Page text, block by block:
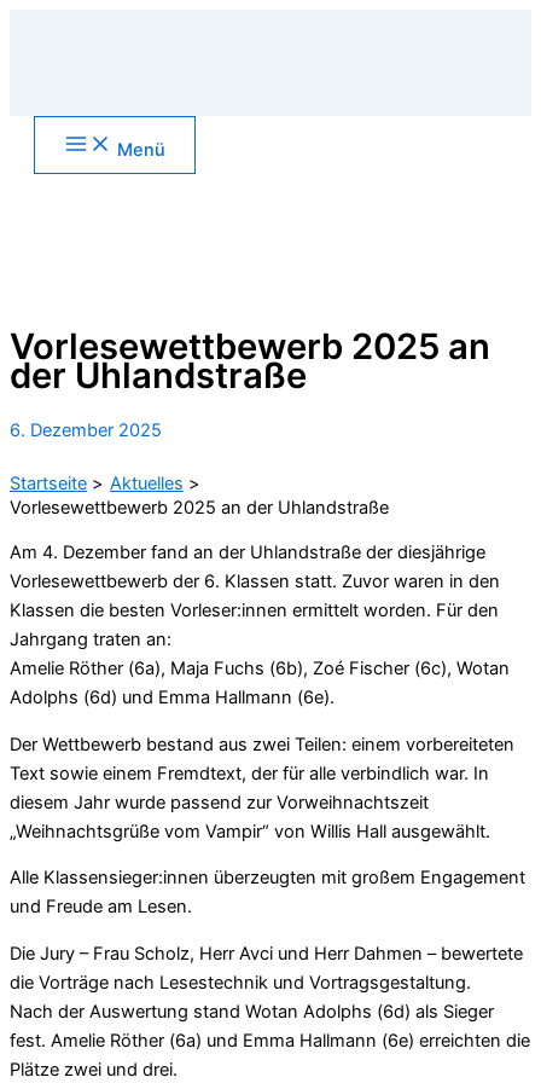
Main
Menu Menü
Vorlesewettbewerb 2025 an
der Uhlandstraße
6. Dezember 2025
Startseite
Aktuelles
Vorlesewettbewerb 2025 an der Uhlandstraße
Am 4. Dezember fand an der Uhlandstraße der diesjährige
Vorlesewettbewerb der 6. Klassen statt. Zuvor waren in den
Klassen die besten Vorleser:innen ermittelt worden. Für den
Jahrgang traten an:
Amelie Röther (6a), Maja Fuchs (6b), Zoé Fischer (6c), Wotan
Adolphs (6d) und Emma Hallmann (6e).
Der Wettbewerb bestand aus zwei Teilen: einem vorbereiteten
Text sowie einem Fremdtext, der für alle verbindlich war. In
diesem Jahr wurde passend zur Vorweihnachtszeit
„Weihnachtsgrüße vom Vampir“ von Willis Hall ausgewählt.
Alle Klassensieger:innen überzeugten mit großem Engagement
und Freude am Lesen.
Die Jury – Frau Scholz, Herr Avci und Herr Dahmen – bewertete
die Vorträge nach Lesestechnik und Vortragsgestaltung.
Nach der Auswertung stand Wotan Adolphs (6d) als Sieger
fest. Amelie Röther (6a) und Emma Hallmann (6e) erreichten die
Plätze zwei und drei.